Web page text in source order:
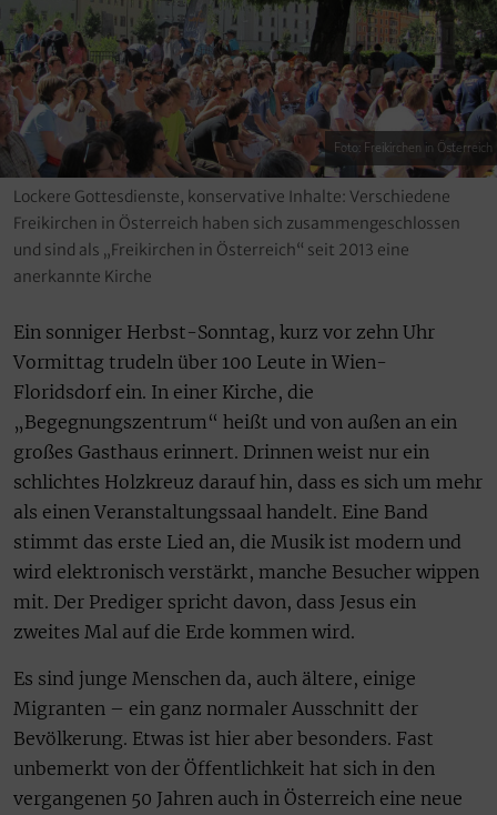
Foto: Freikirchen in Österreich
Lockere Gottesdienste, konservative Inhalte: Verschiedene
Freikirchen in Österreich haben sich zusammengeschlossen
und sind als „Freikirchen in Österreich“ seit 2013 eine
anerkannte Kirche
Ein sonniger Herbst-Sonntag, kurz vor zehn Uhr
Vormittag trudeln über 100 Leute in Wien-
Floridsdorf ein. In einer Kirche, die
„Begegnungszentrum“ heißt und von außen an ein
großes Gasthaus erinnert. Drinnen weist nur ein
schlichtes Holzkreuz darauf hin, dass es sich um mehr
als einen Veranstaltungssaal handelt. Eine Band
stimmt das erste Lied an, die Musik ist modern und
wird elektronisch verstärkt, manche Besucher wippen
mit. Der Prediger spricht davon, dass Jesus ein
zweites Mal auf die Erde kommen wird.
Es sind junge Menschen da, auch ältere, einige
Migranten – ein ganz normaler Ausschnitt der
Bevölkerung. Etwas ist hier aber besonders. Fast
unbemerkt von der Öffentlichkeit hat sich in den
vergangenen 50 Jahren auch in Österreich eine neue